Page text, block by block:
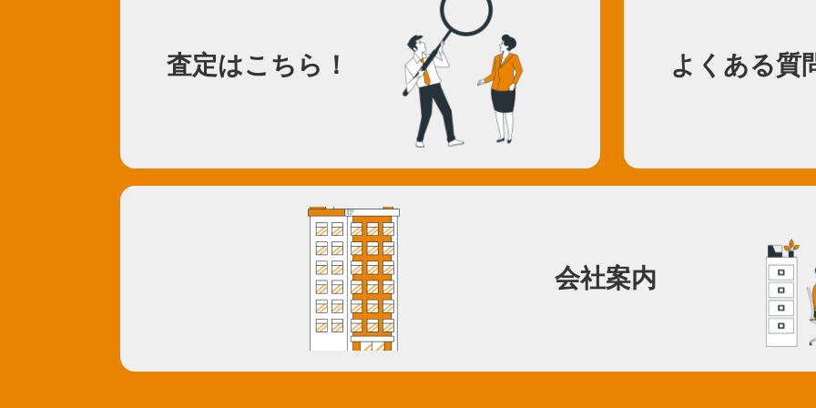
査定はこちら！ よくある質
会社案内